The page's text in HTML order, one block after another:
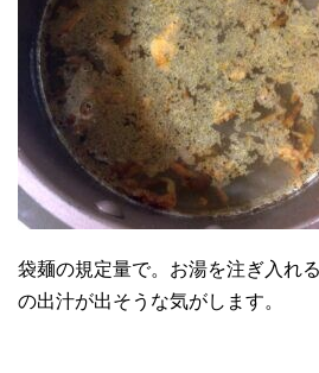
袋麺の規定量で。お湯を注ぎ入れ
の出汁が出そうな気がします。